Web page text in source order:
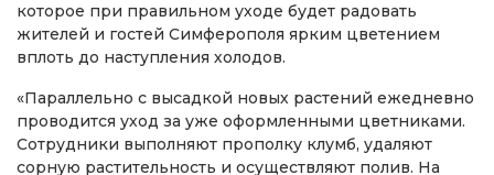
которое при правильном уходе будет радовать
жителей и гостей Симферополя ярким цветением
вплоть до наступления холодов.
«Параллельно с высадкой новых растений ежедневно
проводится уход за уже оформленными цветниками.
Сотрудники выполняют прополку клумб, удаляют
сорную растительность и осуществляют полив. На